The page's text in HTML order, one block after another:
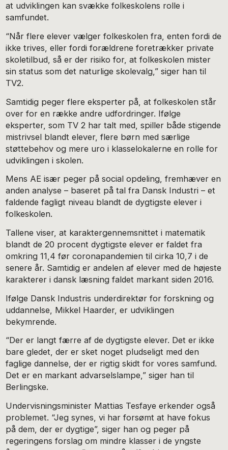
at udviklingen kan svække folkeskolens rolle i
samfundet.
“Når flere elever vælger folkeskolen fra, enten fordi de
ikke trives, eller fordi forældrene foretrækker private
skoletilbud, så er der risiko for, at folkeskolen mister
sin status som det naturlige skolevalg,” siger han til
TV2.
Samtidig peger flere eksperter på, at folkeskolen står
over for en række andre udfordringer. Ifølge
eksperter, som TV 2 har talt med, spiller både stigende
mistrivsel blandt elever, flere børn med særlige
støttebehov og mere uro i klasselokalerne en rolle for
udviklingen i skolen.
Mens AE især peger på social opdeling, fremhæver en
anden analyse – baseret på tal fra Dansk Industri – et
faldende fagligt niveau blandt de dygtigste elever i
folkeskolen.
Tallene viser, at karaktergennemsnittet i matematik
blandt de 20 procent dygtigste elever er faldet fra
omkring 11,4 før coronapandemien til cirka 10,7 i de
senere år. Samtidig er andelen af elever med de højeste
karakterer i dansk læsning faldet markant siden 2016.
Ifølge Dansk Industris underdirektør for forskning og
uddannelse, Mikkel Haarder, er udviklingen
bekymrende.
“Der er langt færre af de dygtigste elever. Det er ikke
bare gledet, der er sket noget pludseligt med den
faglige dannelse, der er rigtig skidt for vores samfund.
Det er en markant advarselslampe,” siger han til
Berlingske.
Undervisningsminister Mattias Tesfaye erkender også
problemet. “Jeg synes, vi har forsømt at have fokus
på dem, der er dygtige”, siger han og peger på
regeringens forslag om mindre klasser i de yngste